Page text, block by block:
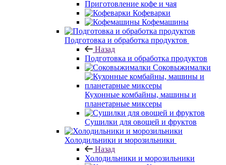
Приготовление кофе и чая
Кофеварки
Кофемашины
Подготовка и обработка продуктов
Назад
Подготовка и обработка продуктов
Соковыжималки
Кухонные комбайны, машины и
планетарные миксеры
Сушилки для овощей и фруктов
Холодильники и морозильники
Назад
Холодильники и морозильники